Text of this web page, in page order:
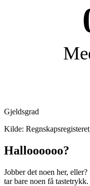
Gjeldsgrad
Kilde:
Halloooooo?
Jobber det noen her,
tar bare noen få tastetrykk.